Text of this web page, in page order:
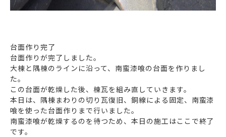
台面作り完了
台面作りが完了しました。
大棟と隅棟のラインに沿って、南蛮漆喰の台面を作りまし
た。
この台面が乾燥した後、棟瓦を組み直していきます。
本日は、隅棟まわりの切り瓦復旧、銅線による固定、南蛮漆
喰を使った台面作りまで行いました。
南蛮漆喰が乾燥するのを待つため、本日の施工はここで終了
です。